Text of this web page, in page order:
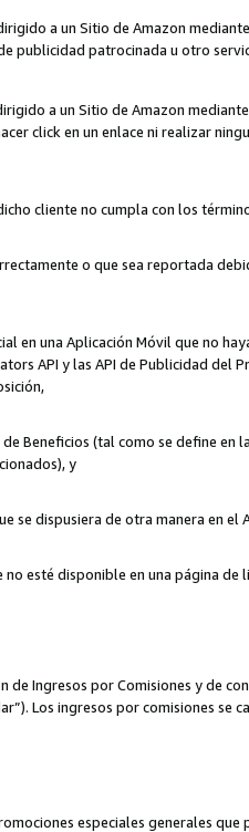
a un Sitio de Amazon
publicidad patrocinada u otro
a un Sitio de Amazon
click en un enlace ni realizar
cliente no cumpla con los
o que sea reportada
en una Aplicación Móvil que no
API y las API de Publicidad del
Beneficios (tal como se define en
y
se dispusiera de otra manera en el
esté disponible en una página de
de Ingresos por Comisiones y de
Los ingresos por comisiones se
especiales generales